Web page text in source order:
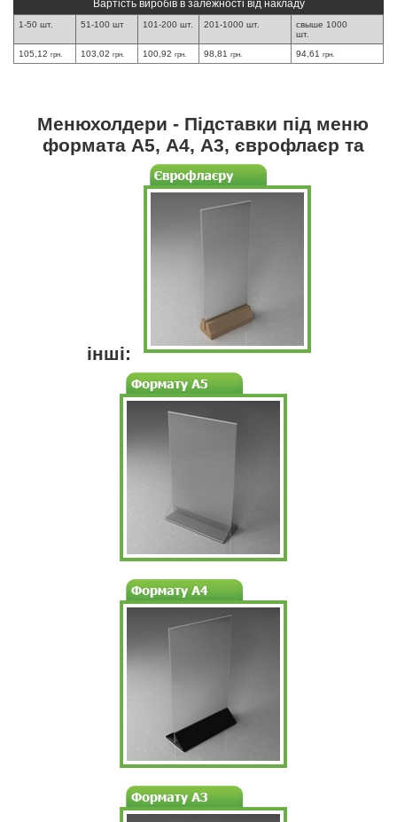
Вартість виробів в залежності від накладу
1-50 шт. 51-100 шт 101-200 шт. 201-1000 шт.
свыше 1000
шт.
105,12 грн. 103,02грн. 100,92 грн. 98,81 грн. 94,61 грн.
Менюхолдери - Підставки під меню
формата А5, А4, А3, єврофлаєр та
інші: